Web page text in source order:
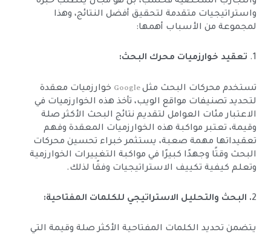
واستراتيجيات متقدمة لتحقيق أفضل النتائج، وهذا
لمجموعة من الأسباب أهمها:
1. تعقيد خوارزميات محرك البحث:
تستخدم محركات البحث مثل
خوارزميات معقدة
لتحديد تصنيفات مواقع الويب، تأخذ هذه الخوارزميات في
الاعتبار مئات العوامل لتقديم نتائج البحث الأكثر صلة
وقيمة، تعتبر مواكبة هذه الخوارزميات المعقدة وفهم
تعقيداتها مهمة صعبة، يستثمر خبراء تحسين محركات
البحث وقتًا وجهدًا كبيرًا في مواكبة التغييرات الخوارزمية
وتعلم كيفية تكييف الاستراتيجيات وفقًا لذلك.
2. البحث والتحليل الاستراتيجي للكلمات المفتاحية:
يتضمن تحديد الكلمات المفتاحية الأكثر صلة وقيمة التي